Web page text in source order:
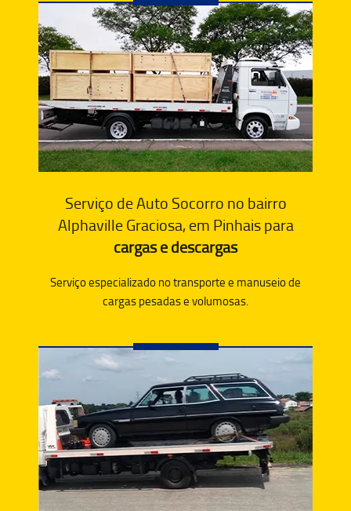
Serviço de Auto Socorro no bairro
Alphaville Graciosa, em Pinhais para
cargas e descargas
Serviço especializado no transporte e manuseio de
cargas pesadas e volumosas.